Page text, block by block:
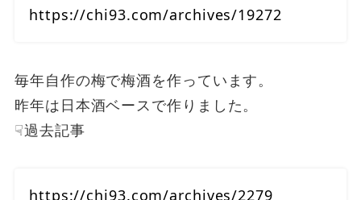
https://chi93.com/archives/19272
毎年自作の梅で梅酒を作っています。
昨年は日本酒ベースで作りました。
☟過去記事
https://chi93.com/archives/2279